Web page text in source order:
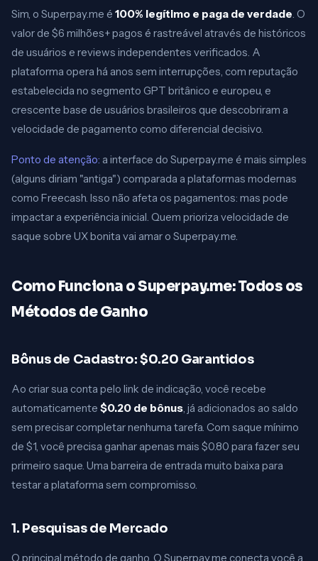
Sim, o Superpay.me é 100% legítimo e paga de verdade. O
valor de $6 milhões+ pagos é rastreável através de históricos
de usuários e reviews independentes verificados. A
plataforma opera há anos sem interrupções, com reputação
estabelecida no segmento GPT britânico e europeu, e
crescente base de usuários brasileiros que descobriram a
velocidade de pagamento como diferencial decisivo.
Ponto de atenção: a interface do Superpay.me é mais simples
(alguns diriam "antiga") comparada a plataformas modernas
como Freecash. Isso não afeta os pagamentos: mas pode
impactar a experiência inicial. Quem prioriza velocidade de
saque sobre UX bonita vai amar o Superpay.me.
Como Funciona o Superpay.me: Todos os
Métodos de Ganho
Bônus de Cadastro: $0.20 Garantidos
Ao criar sua conta pelo link de indicação, você recebe
automaticamente $0.20 de bônus, já adicionados ao saldo
sem precisar completar nenhuma tarefa. Com saque mínimo
de $1, você precisa ganhar apenas mais $0.80 para fazer seu
primeiro saque. Uma barreira de entrada muito baixa para
testar a plataforma sem compromisso.
1. Pesquisas de Mercado
O principal método de ganho. O Superpay.me conecta você a